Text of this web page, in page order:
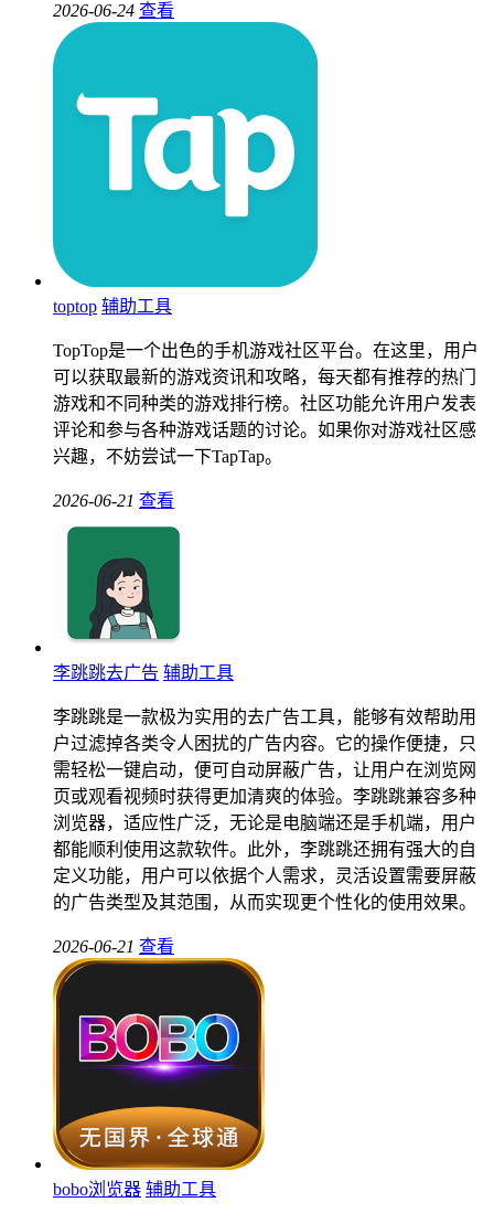
2026-06-24 查看
toptop 辅助工具
TopTop是一个出色的手机游戏社区平台。在这里，用户
可以获取最新的游戏资讯和攻略，每天都有推荐的热门
游戏和不同种类的游戏排行榜。社区功能允许用户发表
评论和参与各种游戏话题的讨论。如果你对游戏社区感
兴趣，不妨尝试一下TapTap。
2026-06-21 查看
李跳跳去广告 辅助工具
李跳跳是一款极为实用的去广告工具，能够有效帮助用
户过滤掉各类令人困扰的广告内容。它的操作便捷，只
需轻松一键启动，便可自动屏蔽广告，让用户在浏览网
页或观看视频时获得更加清爽的体验。李跳跳兼容多种
浏览器，适应性广泛，无论是电脑端还是手机端，用户
都能顺利使用这款软件。此外，李跳跳还拥有强大的自
定义功能，用户可以依据个人需求，灵活设置需要屏蔽
的广告类型及其范围，从而实现更个性化的使用效果。
2026-06-21 查看
bobo浏览器 辅助工具